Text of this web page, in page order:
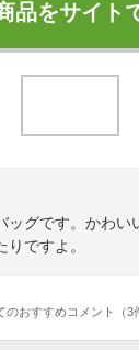
品をサイト
ッグです。かわ
ですよ。
のおすすめコメント（3